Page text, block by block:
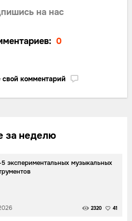
на нас
0
свой комментарий
за неделю
экспериментальных музыкальных
2320 41